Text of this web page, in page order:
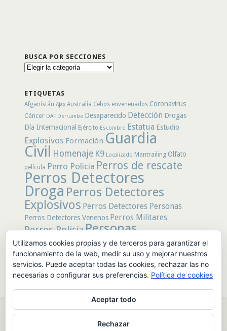
BUSCA POR SECCIONES
Busca
ETIQUETAS
Afganistán Ajax Australia Cebos envenenados Coronavirus
Cáncer DAF Derrumbe Desaparecido Detección Drogas
Día Internacional
Ejército Escombro Estatua Estudio
Explosivos Formación Guardia
Civil Homenaje K9 Localizado Mantrailing Olfato
película Perro Policia Perros de rescate
Perros Detectores
Droga Perros Detectores
Explosivos Perros Detectores Personas
Perros Detectores Venenos Perros Militares
Perros PolicíaPersonas
Desaparecidas Policía Policía Local
Policía Nacionalrastro rescate Restos
humanosTerremoto Tertulias Caninas Unidad
canina Veneno Video
© 2026 PerrosdeBusqueda |Política de Privacidad y Aviso Legal|
Utilizamos cookies propias y de terceros para garantizar el
funcionamiento de la web, medir su uso y mejorar nuestros
servicios. Puede aceptar todas las cookies, rechazar las no
necesarias o configurar sus preferencias. Política de cookies
Aceptar todo
Rechazar